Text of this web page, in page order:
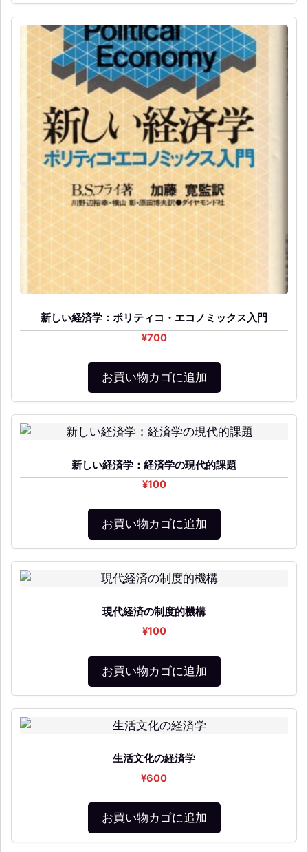
新しい経済学：ポリティコ・エコノミックス入門
¥700
お買い物カゴに追加
新しい経済学：経済学の現代的課題
¥100
お買い物カゴに追加
現代経済の制度的機構
¥100
お買い物カゴに追加
生活文化の経済学
¥600
お買い物カゴに追加